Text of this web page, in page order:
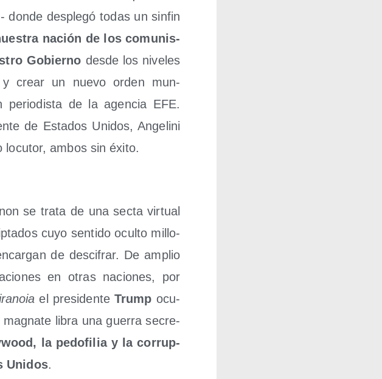
don­de des­ple­gó todas un sin­fin
nación de los comu­nis­
Gobierno des­de los nive­les
y crear un nue­vo orden mun­
de la agen­cia EFE.
de Esta­dos Uni­dos, Ange­li­ni
ambos sin éxito.
se tra­ta de una sec­ta vir­tual
cuyo sen­ti­do ocul­to millo­
de des­ci­frar. De amplio
en otras nacio­nes, por
el pre­si­den­teTrump ocu­
libra una gue­rra secre­
la pedofi­lia y la corrup­
Uni­dos.